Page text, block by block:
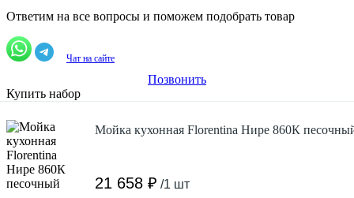
Ответим на все вопросы и поможем подобрать товар
Чат на сайте
Позвонить
Купить набор
Мойка кухонная Florentina Нире 860К
21 658 ₽ /1 шт